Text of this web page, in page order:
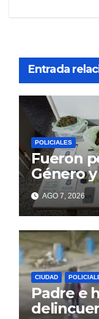
Entrada
POLICIALES
Fueron
Género
AGO 7, 2026
CIUDAD
Padre e